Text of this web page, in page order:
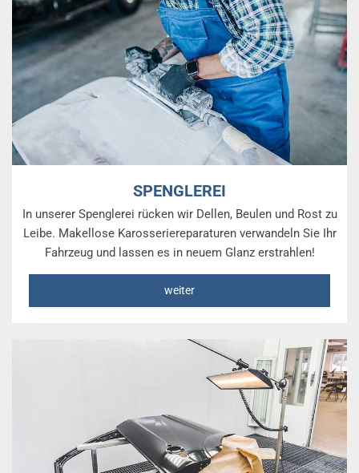
SPENGLEREI
In unserer Spenglerei rücken wir Dellen, Beulen und Rost zu
Leibe. Makellose Karosseriereparaturen verwandeln Sie Ihr
Fahrzeug und lassen es in neuem Glanz erstrahlen!
weiter